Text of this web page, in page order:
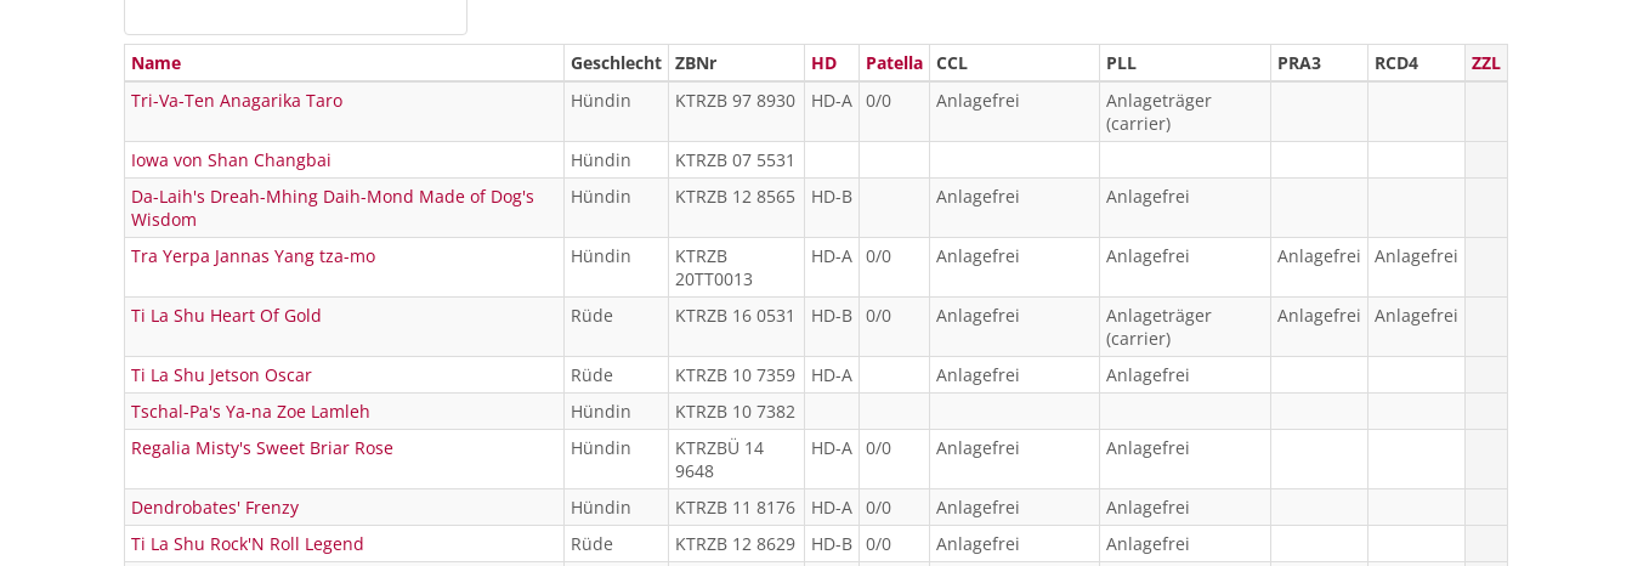
Name Geschlecht ZBNr HD Patella CCL PLL PRA3 RCD4
ZZL
Tri-Va-Ten Anagarika Taro
Hündin KTRZB 97 8930 HD-A 0/0 Anlagefrei
Anlageträger
(carrier)
Iowa von Shan Changbai
Hündin
KTRZB 07 5531
Da-Laih's Dreah-Mhing Daih-Mond Made of Dog's
Wisdom
Hündin KTRZB 12 8565 HD-B Anlagefrei Anlagefrei
Tra Yerpa Jannas Yang tza-mo Hündin
KTRZB
20TT0013
HD-A 0/0 Anlagefrei Anlagefrei Anlagefrei Anlagefrei
Ti La Shu Heart Of Gold Rüde KTRZB 16 0531 HD-B 0/0 Anlagefrei
Anlageträger
(carrier)
Anlagefrei Anlagefrei
Ti La Shu Jetson Oscar Rüde KTRZB 10 7359 HD-A Anlagefrei
Anlagefrei
Tschal-Pa's Ya-na Zoe Lamleh
Hündin
KTRZB 10 7382
Regalia Misty's Sweet Briar Rose
Hündin
KTRZBÜ 14
9648
HD-A 0/0 Anlagefrei Anlagefrei
Dendrobates' Frenzy Hündin KTRZB 11 8176 HD-A 0/0 Anlagefrei
Anlagefrei
Ti La Shu Rock'N Roll Legend
Rüde KTRZB 12 8629 HD-B 0/0 Anlagefrei
Anlagefrei